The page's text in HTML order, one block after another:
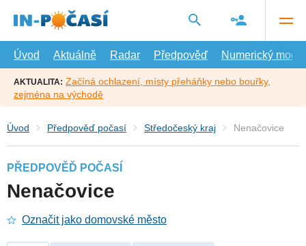
hlavní
Úvod
Aktuálně Radar Předpověď Numerický model
AKTUALITA: Začíná ochlazení, místy přeháňky nebo bouřky,
zejména na východě
Úvod Předpověď počasí Středočeský kraj Nenačovice
PŘEDPOVĚĎ POČASÍ
Nenačovice
Označit jako domovské město